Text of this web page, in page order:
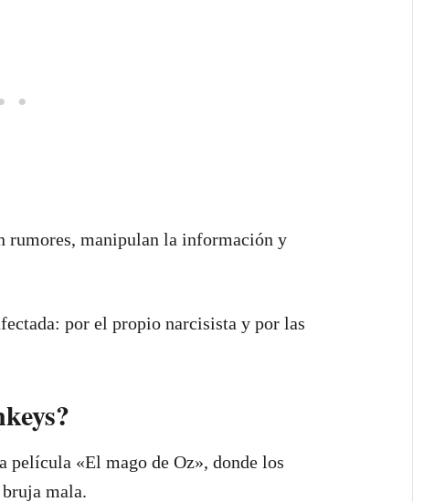
rumores, manipulan la información y
por el propio narcisista y por las
película «El mago de Oz», donde los
mala.